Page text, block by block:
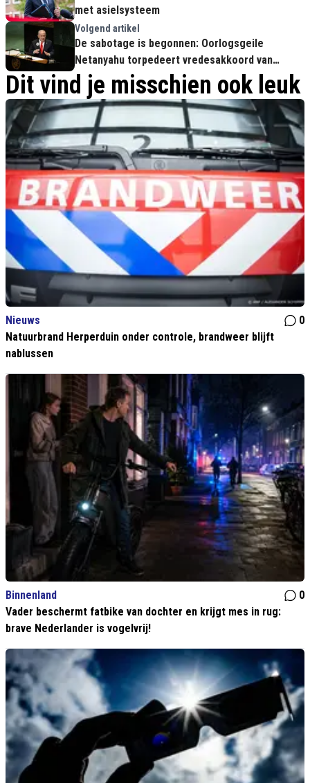
met asielsysteem
Volgend artikel
De sabotage is begonnen: Oorlogsgeile
Netanyahu torpedeert vredesakkoord van
Trump en Iran
Dit vind je misschien ook leuk
Nieuws
0
Natuurbrand Herperduin onder controle, brandweer blijft
nablussen
Binnenland
0
Vader beschermt fatbike van dochter en krijgt mes in rug:
brave Nederlander is vogelvrij!